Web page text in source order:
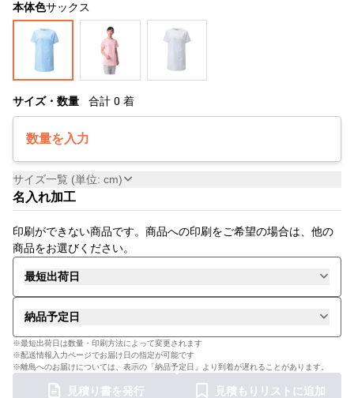
本体色サックス
サイズ・数量 合計 0 着
数量を入力
サイズ一覧 (単位: cm)
名入れ加工
印刷ができない商品です。商品への印刷をご希望の場合は、他の
商品をお選びください。
最短出荷日
納品予定日
※最短出荷日は数量・印刷方法によって変更されます
※配送情報入力ページでお届け日の指定が可能です
※離島へのお届けについては、表示の「納品予定日」より到着が遅れることがあります。
見積り書を発行 見積もりリストに追加